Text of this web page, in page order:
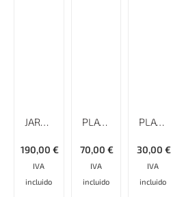
JARRÓN ESMALTADO CON RELIEVE MINAKARI, ALTURA DE 31 CM
€
190,00
IVA
incluido
PLATO ESMALTADO CON RELIEVE Y BORDE ESPECIAL MINAKARI
€
70,00
IVA
incluido
PLATO ESMALTADO LISO CON BORDE ESPECIAL MINAKARI, 18 CM
€
30,00
IVA
incluido